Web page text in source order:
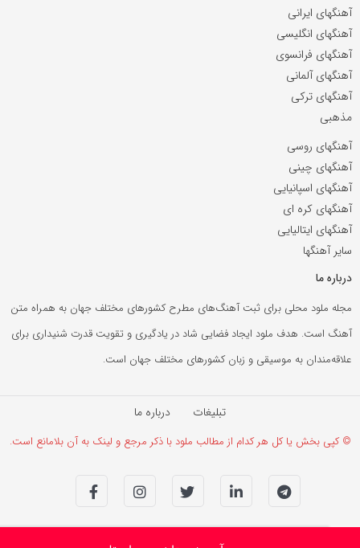
آهنگهای ایرانی
آهنگهای انگلیسی
آهنگهای فرانسوی
آهنگهای آلمانی
آهنگهای ترکی
مذهبی
آهنگهای روسی
آهنگهای چینی
آهنگهای اسپانیایی
آهنگهای کره ای
آهنگهای ایتالیایی
سایر آهنگها
درباره ما
مجله ملود محلی برای ثبت آهنگ‌های مطرح کشورهای مختلف جهان به همراه متن
آهنگ است. هدف ملود ایجاد فضایی شاد در یادگیری و تقویت قدرت شنیداری برای
علاقه‌مندان به موسیقی و زبان کشورهای مختلف جهان است.
تبلیغات درباره ما
© کپی بخش یا کل هر کدام از مطالب ملود با ذکر مرجع و لینک به آن بلامانع است.